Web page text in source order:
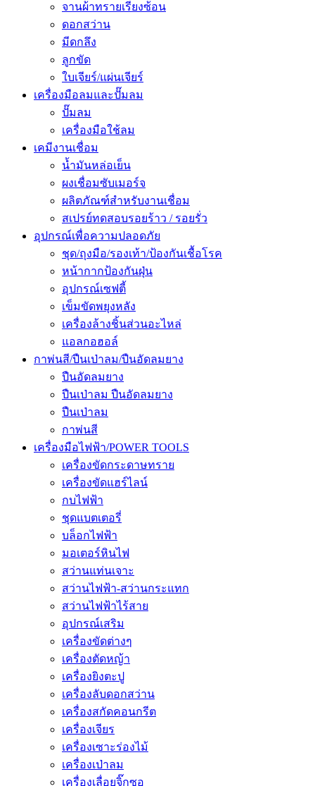
จานผ้าทรายเรียงซ้อน
ดอกสว่าน
มีดกลึง
ลูกขัด
ใบเจียร์/แผ่นเจียร์
เครื่องมือลมและปั๊มลม
ปั๊มลม
เครื่องมือใช้ลม
เคมีงานเชื่อม
น้ำมันหล่อเย็น
ผงเชื่อมซับเมอร์จ
ผลิตภัณฑ์สำหรับงานเชื่อม
สเปรย์ทดสอบรอยร้าว / รอยรั่ว
อุปกรณ์เพื่อความปลอดภัย
ชุด/ถุงมือ/รองเท้า/ป้องกันเชื้อโรค
หน้ากากป้องกันฝุ่น
อุปกรณ์เซฟตี้
เข็มขัดพยุงหลัง
เครื่องล้างชิ้นส่วนอะไหล่
แอลกอฮอล์
กาพ่นสี/ปืนเป่าลม/ปืนอัดลมยาง
ปืนอัดลมยาง
ปืนเป่าลม ปืนอัดลมยาง
ปืนเป่าลม
กาพ่นสี
เครื่องมือไฟฟ้า/POWER TOOLS
เครื่องขัดกระดาษทราย
เครื่องขัดแฮร์ไลน์
กบไฟฟ้า
ชุดแบตเตอรี่
บล็อกไฟฟ้า
มอเตอร์หินไฟ
สว่านแท่นเจาะ
สว่านไฟฟ้า-สว่านกระแทก
สว่านไฟฟ้าไร้สาย
อุปกรณ์เสริม
เครื่องขัดต่างๆ
เครื่องตัดหญ้า
เครื่องยิงตะปู
เครื่องลับดอกสว่าน
เครื่องสกัดคอนกรีต
เครื่องเจียร
เครื่องเซาะร่องไม้
เครื่องเป่าลม
เครื่องเลื่อยจิ๊กซอ